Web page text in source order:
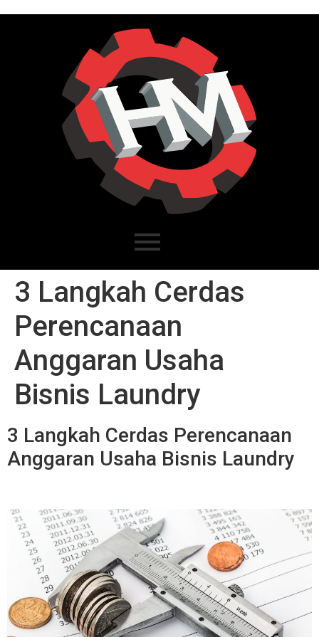
3 Langkah Cerdas
Perencanaan
Anggaran Usaha
Bisnis Laundry
3 Langkah Cerdas Perencanaan
Anggaran Usaha Bisnis Laundry